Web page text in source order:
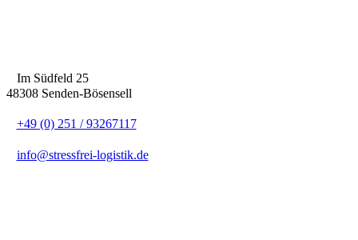
Im Südfeld 25
48308 Senden-Bösensell
+49 (0) 251 / 93267117
info@stressfrei-logistik.de